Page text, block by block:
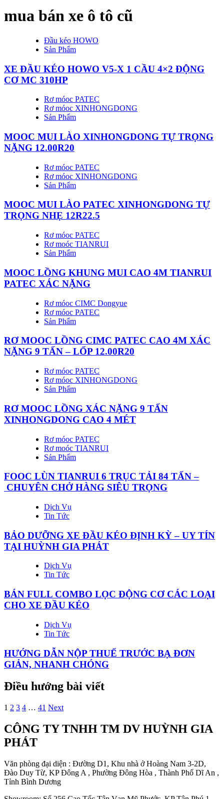
mua bán xe ô tô cũ
Đầu kéo HOWO
Sản Phẩm
XE ĐẦU KÉO HOWO V5-X 1 CẦU 4×2 ĐỘNG
CƠ MC 310HP
Rơ móoc PATEC
Rơ móoc XINHONGDONG
Sản Phẩm
MOOC MUI LÀO XINHONGDONG TỰ TRỌNG
NẶNG 12.00R20
Rơ móoc PATEC
Rơ móoc XINHONGDONG
Sản Phẩm
MOOC MUI LÀO PATEC XINHONGDONG TỰ
TRỌNG NHẸ 12R22.5
Rơ móoc PATEC
Rơ moóc TIANRUI
Sản Phẩm
MOOC LỒNG KHUNG MUI CAO 4M TIANRUI
PATEC XÁC NẶNG
Rơ móoc CIMC Dongyue
Rơ móoc PATEC
Sản Phẩm
RƠ MOOC LỒNG CIMC PATEC CAO 4M XÁC
NẶNG 9 TẤN – LỐP 12.00R20
Rơ móoc PATEC
Rơ móoc XINHONGDONG
Sản Phẩm
RƠ MOOC LỒNG XÁC NẶNG 9 TẤN
XINHONGDONG CAO 4 MÉT
Rơ móoc PATEC
Rơ moóc TIANRUI
Sản Phẩm
FOOC LÙN TIANRUI 6 TRỤC TẢI 84 TẤN –
CHUYÊN CHỞ HÀNG SIÊU TRỌNG
Dịch Vụ
Tin Tức
BẢO DƯỠNG XE ĐẦU KÉO ĐỊNH KỲ – UY TÍN
TẠI HUỲNH GIA PHÁT
Dịch Vụ
Tin Tức
BÁN FULL COMBO LỌC ĐỘNG CƠ CÁC LOẠI
CHO XE ĐẦU KÉO
Dịch Vụ
Tin Tức
HƯỚNG DẪN NỘP THUẾ TRƯỚC BẠ ĐƠN
GIẢN, NHANH CHÓNG
Điều hướng bài viết
1 2 3 4 … 41 Next
CÔNG TY TNHH TM DV HUỲNH GIA
PHÁT
Văn phòng đại diện : Đường D1, Khu nhà ở Hoàng Nam 3-2D,
Đào Duy Từ, KP Đông A , Phường Đông Hòa , Thành Phố Dĩ An ,
Tỉnh Bình Dương